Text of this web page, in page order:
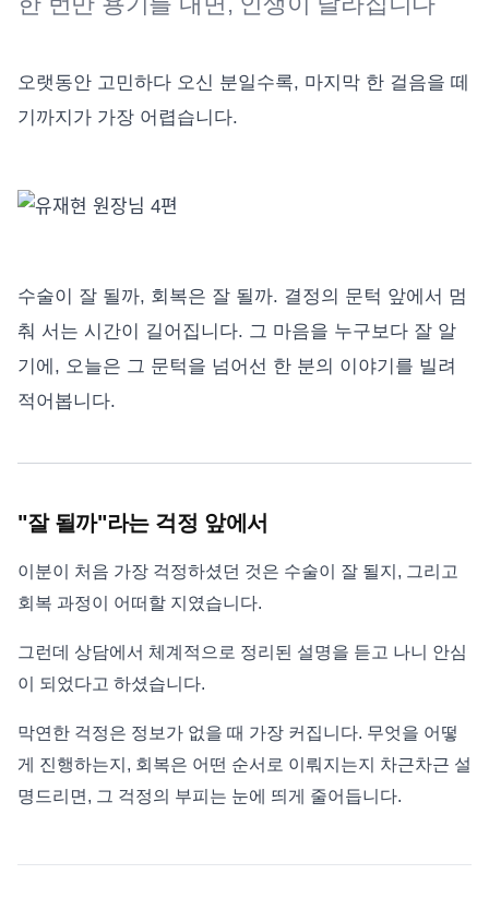
오랫동안 고민하다 오신 분일수록, 마지막 한 걸음을 떼
기까지가 가장 어렵습니다.
수술이 잘 될까, 회복은 잘 될까. 결정의 문턱 앞에서 멈
춰 서는 시간이 길어집니다. 그 마음을 누구보다 잘 알
기에, 오늘은 그 문턱을 넘어선 한 분의 이야기를 빌려
적어봅니다.
"잘 될까"라는 걱정 앞에서
이분이 처음 가장 걱정하셨던 것은 수술이 잘 될지, 그리고
회복 과정이 어떠할 지였습니다.
그런데 상담에서 체계적으로 정리된 설명을 듣고 나니 안심
이 되었다고 하셨습니다.
막연한 걱정은 정보가 없을 때 가장 커집니다. 무엇을 어떻
게 진행하는지, 회복은 어떤 순서로 이뤄지는지 차근차근 설
명드리면, 그 걱정의 부피는 눈에 띄게 줄어듭니다.